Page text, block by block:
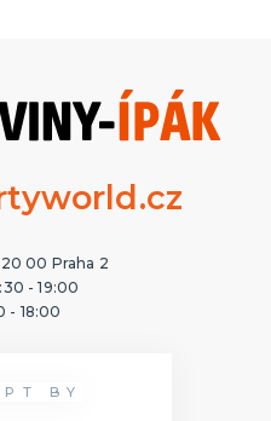
00 Praha 2
- 19:00
- 18:00
BY